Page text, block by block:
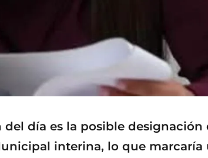
día es la posible designación
interina, lo que marcaría